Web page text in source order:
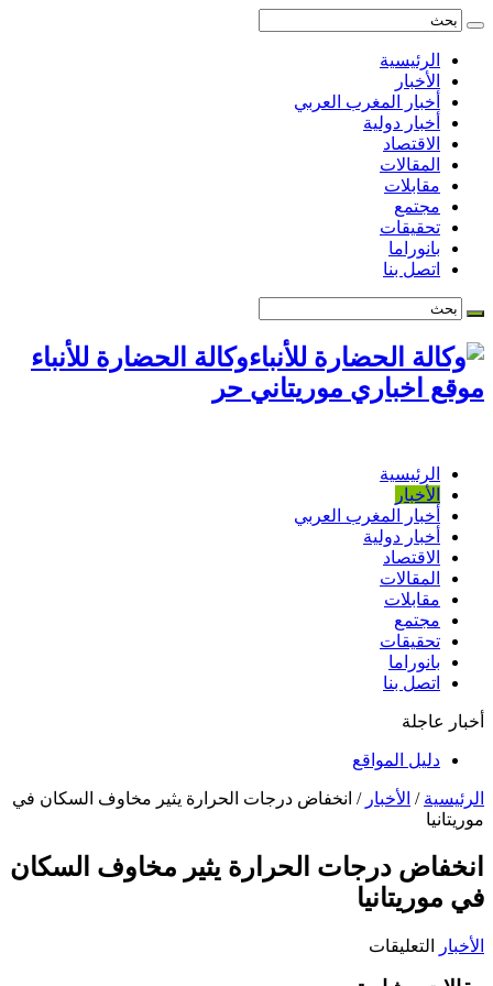
الرئيسية
الأخبار
أخبار المغرب العربي
أخبار دولية
الاقتصاد
المقالات
مقابلات
مجتمع
تحقيقات
بانوراما
اتصل بنا
وكالة الحضارة للأنباء
موقع اخباري موريتاني حر
الرئيسية
الأخبار
أخبار المغرب العربي
أخبار دولية
الاقتصاد
المقالات
مقابلات
مجتمع
تحقيقات
بانوراما
اتصل بنا
أخبار عاجلة
دليل المواقع
الرئيسية / الأخبار / انخفاض درجات الحرارة يثير مخاوف السكان في
موريتانيا
انخفاض درجات الحرارة يثير مخاوف السكان
في موريتانيا
الأخبار التعليقات